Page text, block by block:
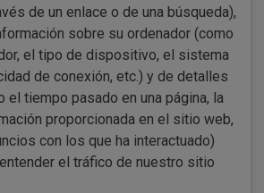
de un enlace o de una búsqueda),
sobre su ordenador (como
el tipo de dispositivo, el sistema
de conexión, etc.) y de detalles
el tiempo pasado en una página, la
proporcionada en el sitio web,
con los que ha interactuado)
el tráfico de nuestro sitio